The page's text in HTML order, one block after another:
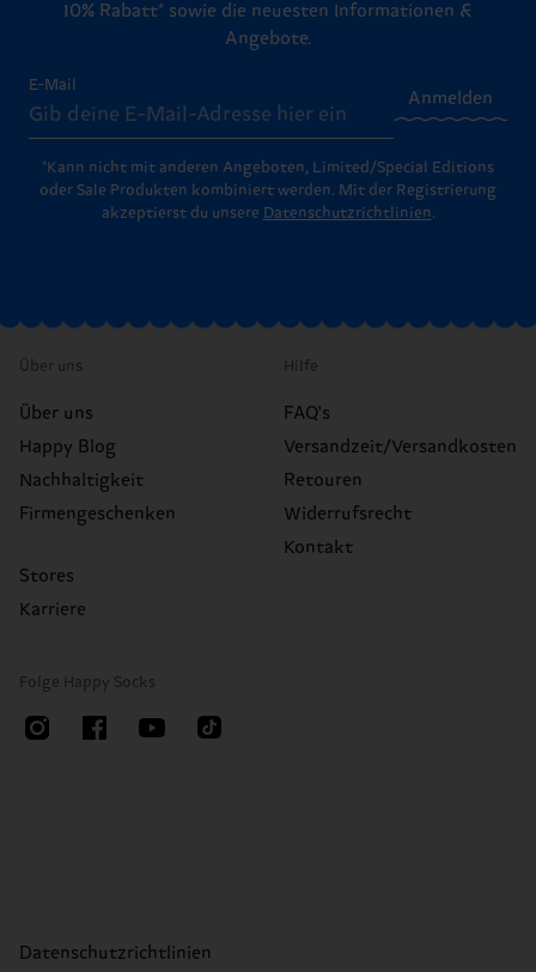
10% Rabatt* sowie die neuesten Informationen &
Angebote.
E-Mail
Anmelden
*Kann nicht mit anderen Angeboten, Limited/Special Editions
oder Sale Produkten kombiniert werden. Mit der Registrierung
akzeptierst du unsere Datenschutzrichtlinien.
Über uns
Über uns
Happy Blog
Nachhaltigkeit
Firmengeschenken
Stores
Karriere
Hilfe
FAQ's
Versandzeit/Versandkosten
Retouren
Widerrufsrecht
Kontakt
Folge Happy Socks
Datenschutzrichtlinien